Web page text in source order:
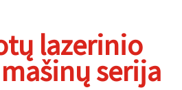
lazerinio
serija